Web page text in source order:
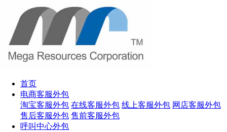
首页
电商客服外包
淘宝客服外包 在线客服外包 线上客服外包 网店客服外包
售后客服外包 售前客服外包
呼叫中心外包